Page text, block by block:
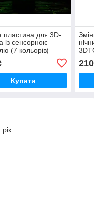
пластина для 3D-
із сенсорною
(7 кольорів)
Купити
210